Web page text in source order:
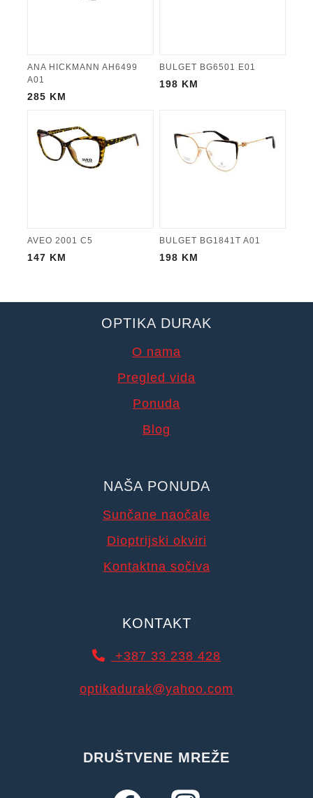
ANA HICKMANN AH6499
A01
285 KM
BULGET BG6501 E01
198 KM
AVEO 2001 C5
147 KM
BULGET BG1841T A01
198 KM
OPTIKA DURAK
O nama
Pregled vida
Ponuda
Blog
NAŠA PONUDA
Sunčane naočale
Dioptrijski okviri
Kontaktna sočiva
KONTAKT
+387 33 238 428
optikadurak@yahoo.com
DRUŠTVENE MREŽE